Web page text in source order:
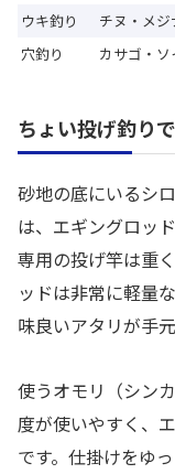
ウキ釣り
チヌ・メジ
穴釣り
カサゴ・ソ
ちょい投げ釣り
砂地の底にいるシ
は、エギングロッ
専用の投げ竿は重
ッドは非常に軽量
味良いアタリが手
使うオモリ（シン
度が使いやすく、
です。仕掛けをゆ